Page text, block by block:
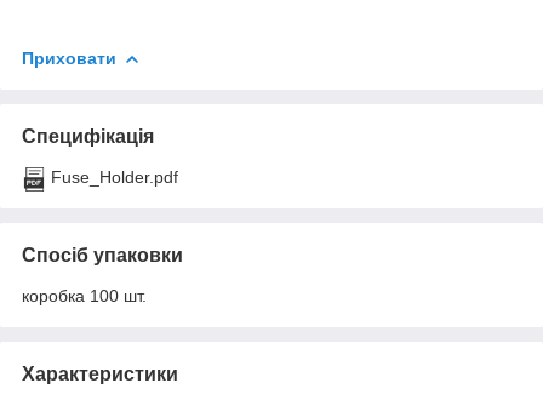
Приховати
Специфікація
Fuse_Holder.pdf
Спосіб упаковки
коробка 100 шт.
Характеристики